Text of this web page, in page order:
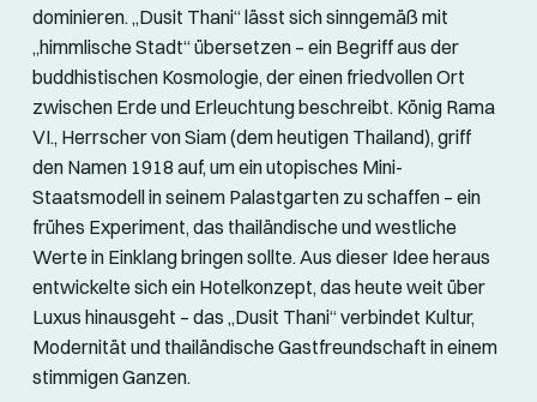
dominieren. „Dusit Thani“ lässt sich sinngemäß mit
„himmlische Stadt“ übersetzen – ein Begriff aus der
buddhistischen Kosmologie, der einen friedvollen Ort
zwischen Erde und Erleuchtung beschreibt. König Rama
VI., Herrscher von Siam (dem heutigen Thailand), griff
den Namen 1918 auf, um ein utopisches Mini-
Staatsmodell in seinem Palastgarten zu schaffen – ein
frühes Experiment, das thailändische und westliche
Werte in Einklang bringen sollte. Aus dieser Idee heraus
entwickelte sich ein Hotelkonzept, das heute weit über
Luxus hinausgeht – das „Dusit Thani“ verbindet Kultur,
Modernität und thailändische Gastfreundschaft in einem
stimmigen Ganzen.